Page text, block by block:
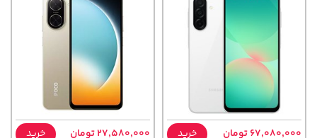
67,080,000 تومان خرید 27,580,000 تومان خرید